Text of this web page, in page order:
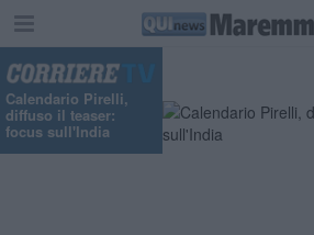
Calendario Pirelli,
diffuso il teaser:
focus sull'India